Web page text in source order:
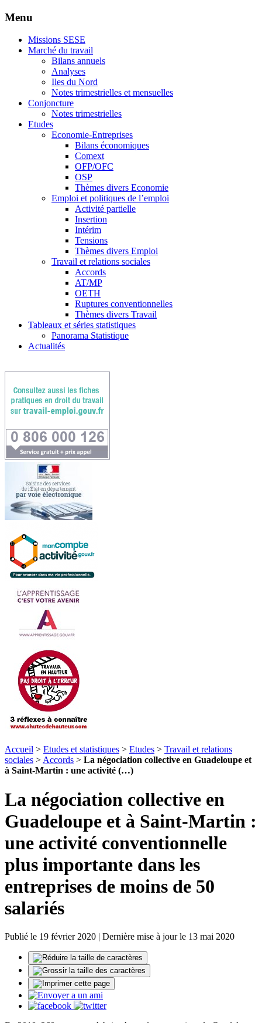
Menu
Missions SESE
Marché du travail
Bilans annuels
Analyses
Iles du Nord
Notes trimestrielles et mensuelles
Conjoncture
Notes trimestrielles
Etudes
Economie-Entreprises
Bilans économiques
Comext
OFP/OFC
OSP
Thèmes divers Economie
Emploi et politiques de l’emploi
Activité partielle
Insertion
Intérim
Tensions
Thèmes divers Emploi
Travail et relations sociales
Accords
AT/MP
OETH
Ruptures conventionnelles
Thèmes divers Travail
Tableaux et séries statistiques
Panorama Statistique
Actualités
Accueil > Etudes et statistiques > Etudes > Travail et relations
sociales >Accords > La négociation collective en Guadeloupe et
à Saint-Martin : une activité (…)
La négociation collective en
Guadeloupe et à Saint-Martin :
une activité conventionnelle
plus importante dans les
entreprises de moins de 50
salariés
Publié le 19 février 2020 | Dernière mise à jour le 13 mai 2020